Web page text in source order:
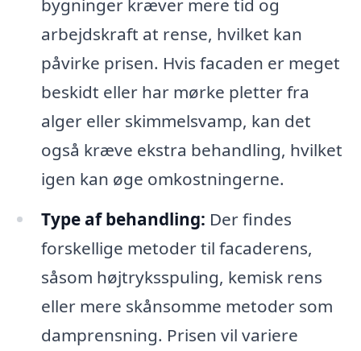
bygninger kræver mere tid og
arbejdskraft at rense, hvilket kan
påvirke prisen. Hvis facaden er meget
beskidt eller har mørke pletter fra
alger eller skimmelsvamp, kan det
også kræve ekstra behandling, hvilket
igen kan øge omkostningerne.
Type af behandling: Der findes
forskellige metoder til facaderens,
såsom højtryksspuling, kemisk rens
eller mere skånsomme metoder som
damprensning. Prisen vil variere